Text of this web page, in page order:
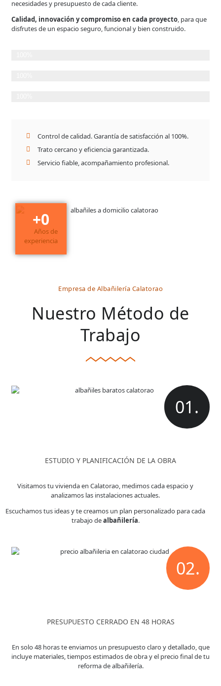
necesidades y presupuesto de cada cliente.
Calidad, innovación y compromiso en cada proyecto, para que
disfrutes de un espacio seguro, funcional y bien construido.
Control de calidad. Garantía de satisfacción al 100%.
Trato cercano y eficiencia garantizada.
Servicio fiable, acompañamiento profesional.
+30
Años de
experiencia
Empresa de Albañilería Calatorao
Nuestro Método de
Trabajo
01.
ESTUDIO Y PLANIFICACIÓN DE LA OBRA
Visitamos tu vivienda en Calatorao, medimos cada espacio y
analizamos las instalaciones actuales.
Escuchamos tus ideas y te creamos un plan personalizado para cada
trabajo dealbañilería.
02.
PRESUPUESTO CERRADO EN 48 HORAS
En solo 48 horas te enviamos un presupuesto claro y detallado, que
incluye materiales, tiempos estimados de obra y el precio final de tu
reforma de albañilería.